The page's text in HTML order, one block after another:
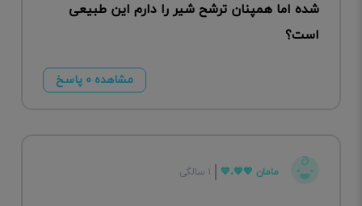
شده اما همپنان ترشح شیر را دارم این طبیعی
است؟
مشاهده ۰ پاسخ
مامان 💖💖،💙 ۱ سالگی